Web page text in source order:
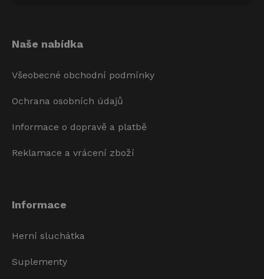
Naše nabídka
Všeobecné obchodní podmínky
Ochrana osobních údajů
Informace o dopravě a platbě
Reklamace a vrácení zboží
Informace
Herní sluchátka
Suplementy